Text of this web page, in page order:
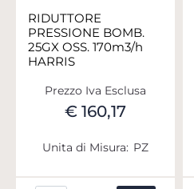
RIDUTTORE
PRESSIONE BOMB.
25GX OSS. 170m3/h
HARRIS
Prezzo Iva Esclusa
€ 160,17
Unita di Misura: PZ